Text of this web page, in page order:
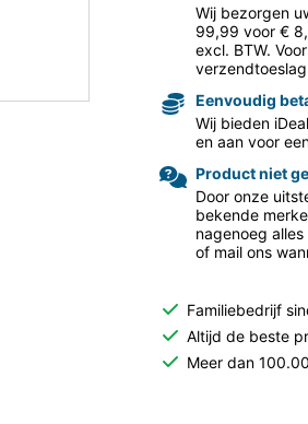
Wij bezorgen
99,99 voor €
excl. BTW.
Eenvoudig
Wij bieden
en aan voor
Product niet
Door onze
bekende
nagenoeg
of mail ons
Familiebedrijf
Altijd de beste
Meer dan